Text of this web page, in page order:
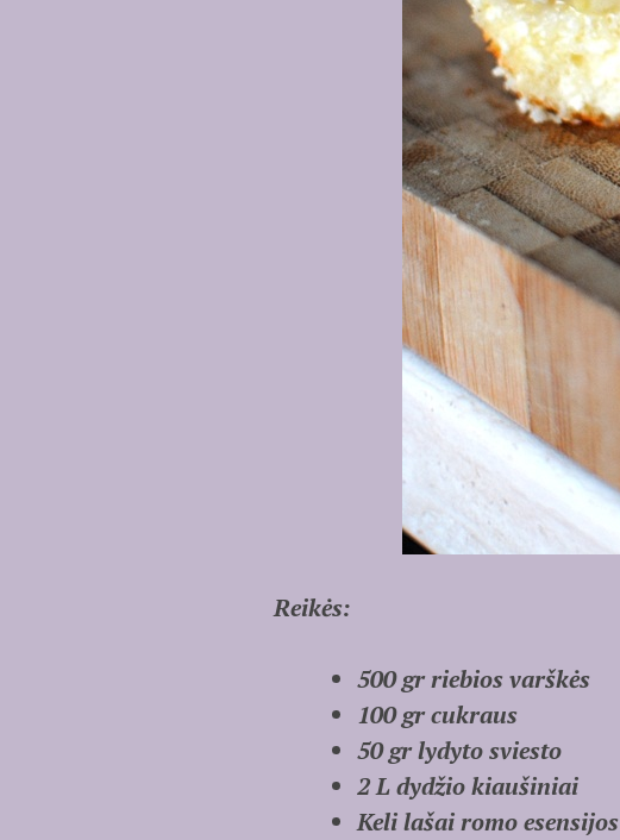
Reikės:
500 gr riebios varškės
100 gr cukraus
50 gr lydyto sviesto
2 L dydžio kiaušiniai
Keli lašai romo esensijos